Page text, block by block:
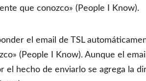
que conozco» (People I Know).
el email de TSL
(People I Know). Aunque el
el hecho de enviarlo se agrega la